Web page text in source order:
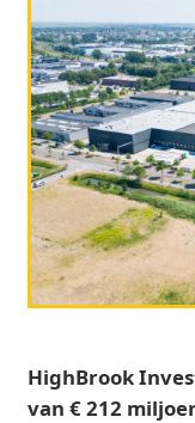
HighBrook
van € 212